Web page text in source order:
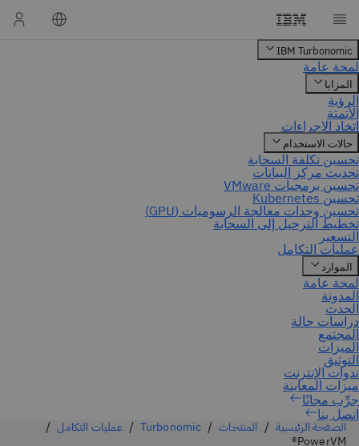
اتصل بنا
الصفحة الرئيسية المنتجات Turbonomic
عمليات التكامل
PowerVM®